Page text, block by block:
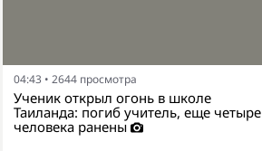
04:43 • 2644 просмотра
Ученик открыл огонь в школе
Таиланда: погиб учитель, еще четыре
человека ранены